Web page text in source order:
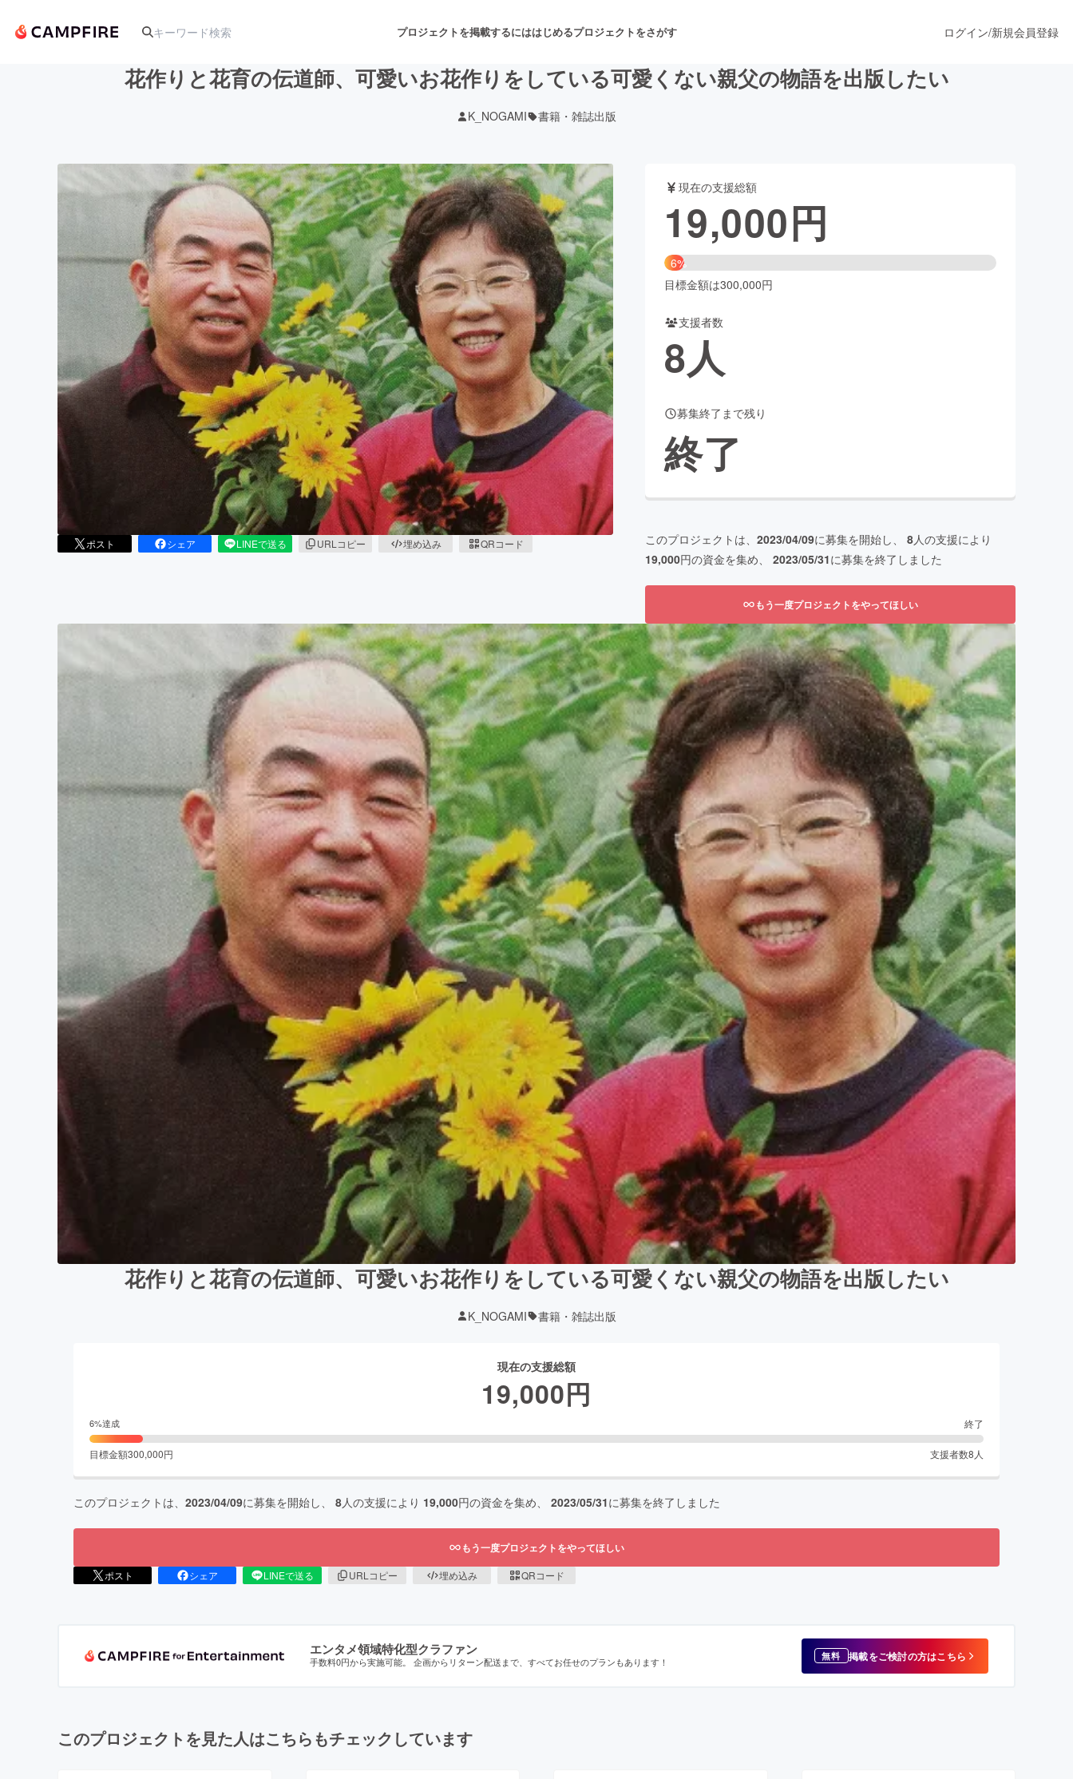
プロジェクトを掲載するにははじめるプロジェクトをさがす
アート・写真 音楽 舞台・パフォーマンス
テクノロジー・ガジェット ゲーム・サービス開発 フード・飲食店 ファッション
映像・映画 書籍・雑誌出版 アニメ・漫画
ビジネス・起業 チャレンジ ビューティー・ヘルスケア
まちづくり・地域活性化
CAMPFIRE for Social Good
CAMPFIRE Creation
CAMPFIREふるさと納税machi-ya コミュニティ
ログイン/新規会員登録
花作りと花育の伝道師、可愛いお花作りをしている可愛くない親父の物語を出版したい
K_NOGAMI 書籍・雑誌出版
ポスト シェア LINEで送る URLコピー 埋め込み QRコード
現在の支援総額
19,000円
6%
目標金額は300,000円
支援者数
8人
募集終了まで残り
終了
このプロジェクトは、 2023/04/09に募集を開始し、 8人の支援により
19,000円の資金を集め、 2023/05/31に募集を終了しました
もう一度プロジェクトをやってほしい
花作りと花育の伝道師、可愛いお花作りをしている可愛くない親父の物語を出版したい
K_NOGAMI 書籍・雑誌出版
現在の支援総額
19,000円
6%達成 終了
目標金額300,000円 支援者数8 人
このプロジェクトは、 2023/04/09に募集を開始し、 8人の支援により 19,000円の資金を集め、 2023/05/31に募集を終了しました
もう一度プロジェクトをやってほしい
ポスト シェア LINEで送る URLコピー 埋め込み QRコード
エンタメ領域特化型クラファン
手数料0円から実施可能。 企画からリターン配送まで、すべてお任せのプランもあります！ 無料 掲載をご検討の方はこちら
このプロジェクトを見た人はこちらもチェックしています